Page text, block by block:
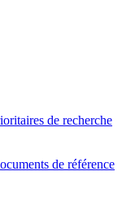
de recherche
de référence